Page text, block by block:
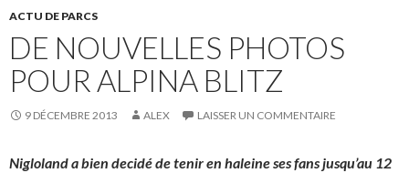
ACTU DE PARCS
DE NOUVELLES PHOTOS
POUR ALPINA BLITZ
9 DÉCEMBRE 2013 ALEX LAISSER UN COMMENTAIRE
Nigloland a bien decidé de tenir en haleine ses fans jusqu’au 12